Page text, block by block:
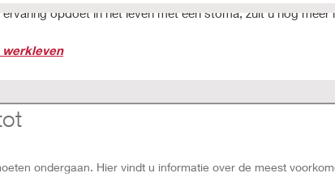
opdoet in het leven met een stoma, zult u nog
werkleven
ondergaan. Hier vindt u informatie over de meest